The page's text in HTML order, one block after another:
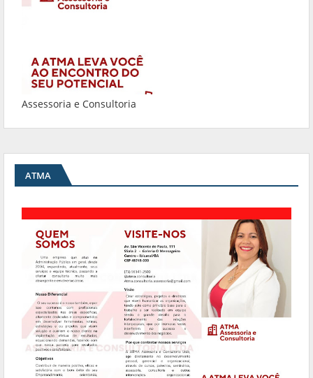
Assessoria e Consultoria
ATMA